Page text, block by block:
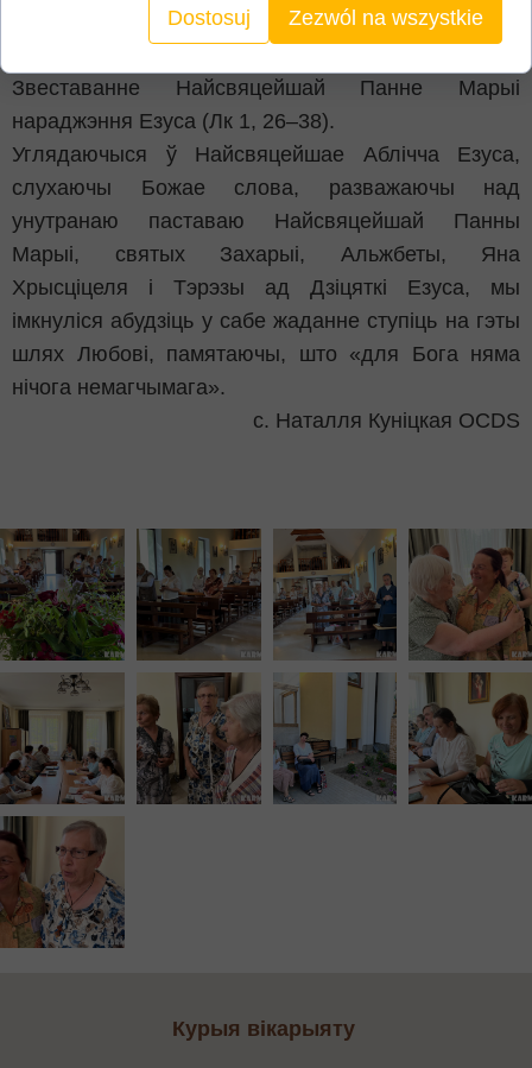
Падчас lectio divina ўдзельнікі сустрэчы разважалі
Звеставанне Найсвяцейшай Панне Марыі
нараджэння Езуса (Лк 1, 26–38).
Углядаючыся ў Найсвяцейшае Аблічча Езуса,
слухаючы Божае слова, разважаючы над
унутранаю паставаю Найсвяцейшай Панны
Марыі, святых Захарыі, Альжбеты, Яна
Хрысціцеля і Тэрэзы ад Дзіцяткі Езуса, мы
імкнуліся абудзіць у сабе жаданне ступіць на гэты
шлях Любові, памятаючы, што «для Бога няма
нічога немагчымага».
с. Наталля Куніцкая OCDS
Курыя вікарыяту
Dostosuj Zezwól na wszystkie